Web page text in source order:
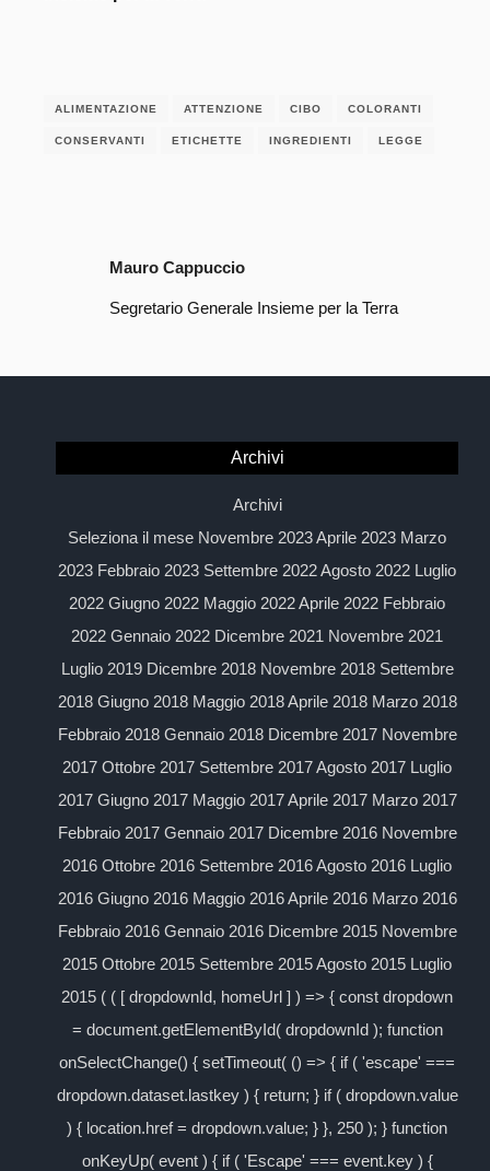
ALIMENTAZIONE ATTENZIONE CIBO COLORANTI
CONSERVANTI ETICHETTE INGREDIENTI LEGGE
Mauro Cappuccio
Segretario Generale Insieme per la Terra
Archivi
Archivi
Seleziona il mese Novembre 2023 Aprile 2023 Marzo
2023 Febbraio 2023 Settembre 2022 Agosto 2022 Luglio
2022 Giugno 2022 Maggio 2022 Aprile 2022 Febbraio
2022 Gennaio 2022 Dicembre 2021 Novembre 2021
Luglio 2019 Dicembre 2018 Novembre 2018 Settembre
2018 Giugno 2018 Maggio 2018 Aprile 2018 Marzo 2018
Febbraio 2018 Gennaio 2018 Dicembre 2017 Novembre
2017 Ottobre 2017 Settembre 2017 Agosto 2017 Luglio
2017 Giugno 2017 Maggio 2017 Aprile 2017 Marzo 2017
Febbraio 2017 Gennaio 2017 Dicembre 2016 Novembre
2016 Ottobre 2016 Settembre 2016 Agosto 2016 Luglio
2016 Giugno 2016 Maggio 2016 Aprile 2016 Marzo 2016
Febbraio 2016 Gennaio 2016 Dicembre 2015 Novembre
2015 Ottobre 2015 Settembre 2015 Agosto 2015 Luglio
2015 ( ( [ dropdownId, homeUrl ] ) => { const dropdown
= document.getElementById( dropdownId ); function
onSelectChange() { setTimeout( () => { if ( 'escape' ===
dropdown.dataset.lastkey ) { return; } if ( dropdown.value
) { location.href = dropdown.value; } }, 250 ); } function
onKeyUp( event ) { if ( 'Escape' === event.key ) {